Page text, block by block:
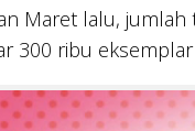
Maret lalu,
300 ribu